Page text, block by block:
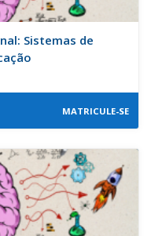
Sistemas de
MATRICULE-SE